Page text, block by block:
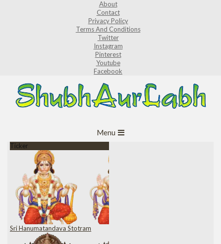
About
Contact
Privacy Policy
Terms And Conditions
Twitter
Instagram
Pinterest
Youtube
Facebook
Navigation
Menu
Ticker
Sri Hanumatandava Stotram